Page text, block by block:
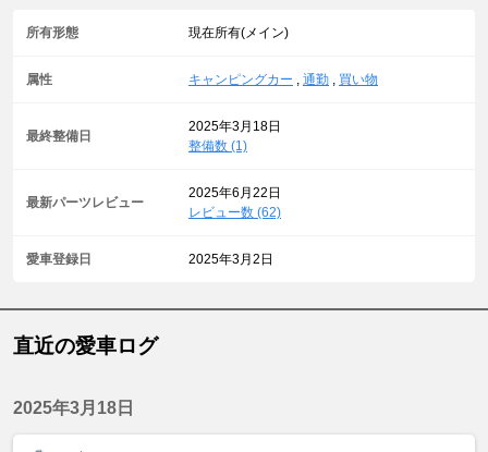
所有形態 現在所有(メイン)
属性 キャンピングカー 通勤 買い物
最終整備日
2025年3月18日
整備数 (1)
最新パーツレビュー
2025年6月22日
レビュー数 (62)
愛車登録日 2025年3月2日
直近の愛車ログ
2025年3月18日